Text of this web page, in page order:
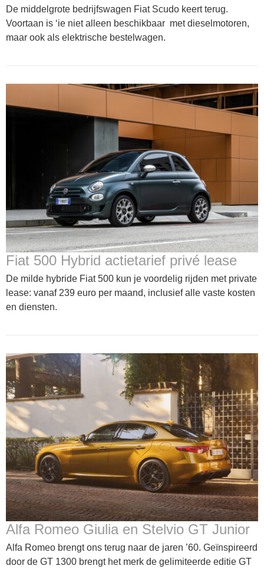
De middelgrote bedrijfswagen Fiat Scudo keert terug.
Voortaan is ‘ie niet alleen beschikbaar met dieselmotoren,
maar ook als elektrische bestelwagen.
Fiat 500 Hybrid actietarief privé lease
De milde hybride Fiat 500 kun je voordelig rijden met private
lease: vanaf 239 euro per maand, inclusief alle vaste kosten
en diensten.
Alfa Romeo Giulia en Stelvio GT Junior
Alfa Romeo brengt ons terug naar de jaren ’60. Geïnspireerd
door de GT 1300 brengt het merk de gelimiteerde editie GT